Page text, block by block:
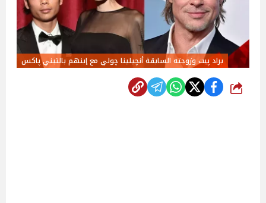
براد پيت وزوجته السابقة أنچيلينا چولي مع إبنهم بالتبني پاكس
شارك